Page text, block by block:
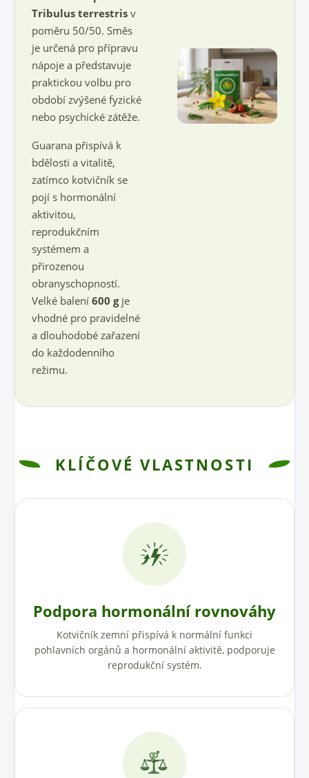
Tribulus terrestris v
poměru 50/50. Směs
je určená pro přípravu
nápoje a představuje
praktickou volbu pro
období zvýšené fyzické
nebo psychické zátěže.
Guarana přispívá k
bdělosti a vitalitě,
zatímco kotvičník se
pojí s hormonální
aktivitou,
reprodukčním
systémem a
přirozenou
obranyschopností.
Velké balení 600 gje
vhodné pro pravidelné
a dlouhodobé zařazení
do každodenního
režimu.
KLÍČOVÉ VLASTNOSTI
Podpora hormonální rovnováhy
Kotvičník zemní přispívá k normální funkci
pohlavních orgánů a hormonální aktivitě, podporuje
reprodukční systém.